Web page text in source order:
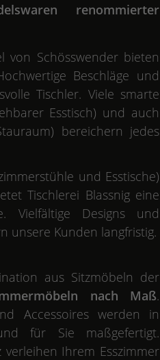
renommierter
von Schösswender bieten
Beschläge und
Tischler. Viele smarte
Esstisch) und auch
bereichern jedes
und Esstische)
Tischlerei Blassnig eine
Vielfältige Designs und
unsere Kunden langfristig.
aus Sitzmöbeln der
nach Maß.
Accessoires werden in
für Sie maßgefertigt.
Ihrem Esszimmer